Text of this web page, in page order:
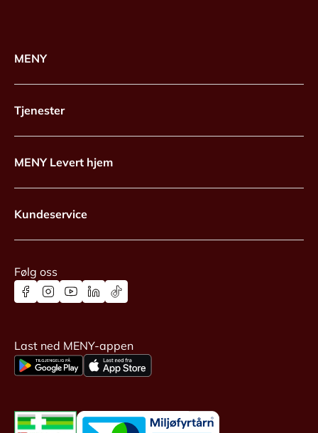
MENY
Tjenester
MENY Levert hjem
Kundeservice
Følg oss
Last ned MENY-appen